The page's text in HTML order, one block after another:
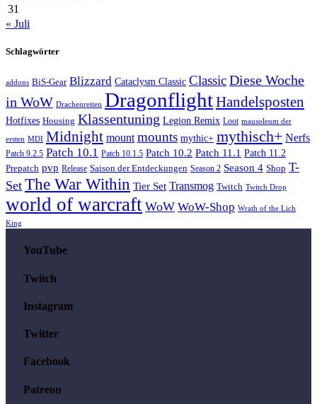
31
« Juli
Schlagwörter
addons BiS-Gear Blizzard Cataclysm Classic ClassicDiese Woche
in WoW Drachenreiten DragonflightHandelsposten
Hotfixes Housing Klassentuning Legion Remix Loot mausoleum der
ersten MDI Midnight mount mounts mythic+ mythisch+ Nerfs
Patch 9.2.5 Patch 10.1 Patch 10.1.5 Patch 10.2 Patch 11.1 Patch 11.2
Prepatch pvp Release Saison der Entdeckungen Season 2 Season 4 Shop T-
Set The War Within Tier Set Transmog Twitch Twitch Drop
world of warcraft WoW WoW-Shop Wrath of the Lich
King
YouTube
Twitch
Instagram
Twitter
Facebook
Patreon